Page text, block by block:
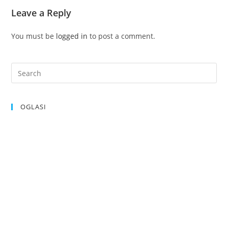
Leave a Reply
You must be logged in to post a comment.
OGLASI